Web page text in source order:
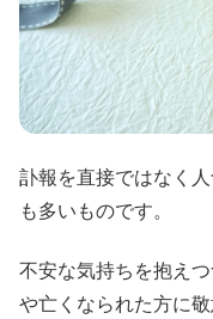
訃報を直接ではなく
も多いものです。
不安な気持ちを抱え
や亡くなられた方に